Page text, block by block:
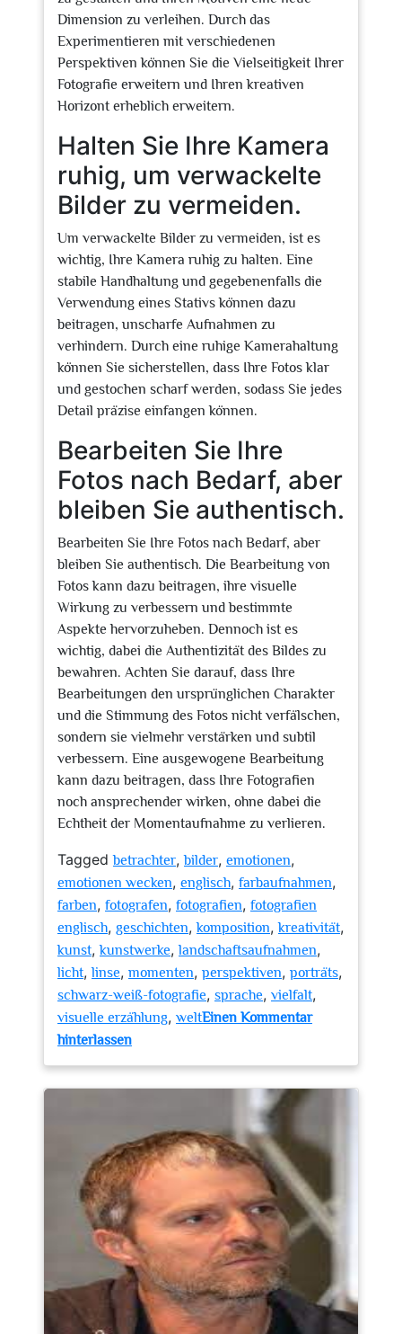
Dimension zu verleihen. Durch das
Experimentieren mit verschiedenen
Perspektiven können Sie die Vielseitigkeit Ihrer
Fotografie erweitern und Ihren kreativen
Horizont erheblich erweitern.
Halten Sie Ihre Kamera
ruhig, um verwackelte
Bilder zu vermeiden.
Um verwackelte Bilder zu vermeiden, ist es
wichtig, Ihre Kamera ruhig zu halten. Eine
stabile Handhaltung und gegebenenfalls die
Verwendung eines Stativs können dazu
beitragen, unscharfe Aufnahmen zu
verhindern. Durch eine ruhige Kamerahaltung
können Sie sicherstellen, dass Ihre Fotos klar
und gestochen scharf werden, sodass Sie jedes
Detail präzise einfangen können.
Bearbeiten Sie Ihre
Fotos nach Bedarf, aber
bleiben Sie authentisch.
Bearbeiten Sie Ihre Fotos nach Bedarf, aber
bleiben Sie authentisch. Die Bearbeitung von
Fotos kann dazu beitragen, ihre visuelle
Wirkung zu verbessern und bestimmte
Aspekte hervorzuheben. Dennoch ist es
wichtig, dabei die Authentizität des Bildes zu
bewahren. Achten Sie darauf, dass Ihre
Bearbeitungen den ursprünglichen Charakter
und die Stimmung des Fotos nicht verfälschen,
sondern sie vielmehr verstärken und subtil
verbessern. Eine ausgewogene Bearbeitung
kann dazu beitragen, dass Ihre Fotografien
noch ansprechender wirken, ohne dabei die
Echtheit der Momentaufnahme zu verlieren.
Taggedbetrachter,bilder, emotionen,
emotionen wecken, englisch, farbaufnahmen,
farben, fotografen, fotografien, fotografien
englisch, geschichten,komposition,kreativität,
kunst,kunstwerke,landschaftsaufnahmen,
licht,linse, momenten, perspektiven, porträts,
schwarz-weiß-fotografie, sprache, vielfalt,
visuelle erzählung, weltEinen Kommentar
hinterlassenzu
kreative
Verbindung
von
Englisch
und
Bildern